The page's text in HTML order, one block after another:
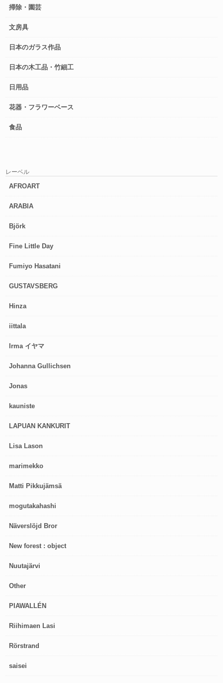
掃除・園芸
文房具
日本のガラス作品
日本の木工品・竹細工
日用品
花器・フラワーベース
食品
レーベル
AFROART
ARABIA
Björk
Fine Little Day
Fumiyo Hasatani
GUSTAVSBERG
Hinza
iittala
Irma イヤマ
Johanna Gullichsen
Jonas
kauniste
LAPUAN KANKURIT
Lisa Lason
marimekko
Matti Pikkujämsä
mogutakahashi
Näverslöjd Bror
New forest : object
Nuutajärvi
Other
PIAWALLÉN
Riihimaen Lasi
Rörstrand
saisei